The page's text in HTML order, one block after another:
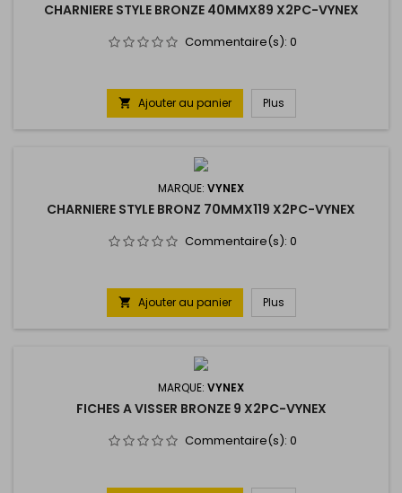
CHARNIERE STYLE BRONZE 40MMX89 X2PC-VYNEX
Commentaire(s): 0
 Ajouter au panier Plus
MARQUE: VYNEX
CHARNIERE STYLE BRONZ 70MMX119 X2PC-VYNEX
Commentaire(s): 0
 Ajouter au panier Plus
MARQUE: VYNEX
FICHES A VISSER BRONZE 9 X2PC-VYNEX
Commentaire(s): 0